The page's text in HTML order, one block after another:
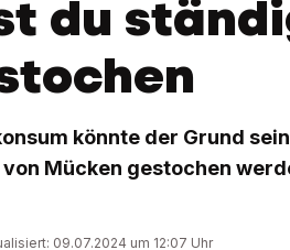
du
könnte der Grund
Mücken gestochen
09.07.2024 um 12:07 Uhr